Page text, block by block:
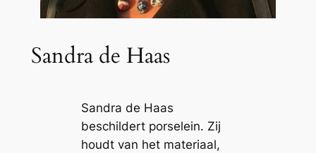
Sandra de Haas
Sandra de Haas
beschildert porselein. Zij
houdt van het materiaal,